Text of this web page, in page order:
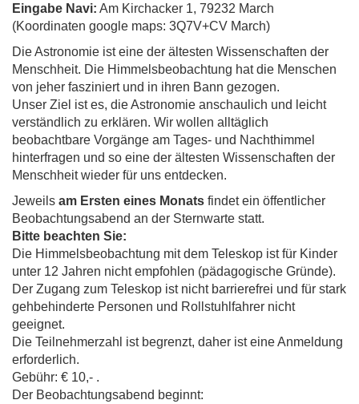
Eingabe Navi: Am Kirchacker 1, 79232 March
(Koordinaten google maps: 3Q7V+CV March)
Die Astronomie ist eine der ältesten Wissenschaften der
Menschheit. Die Himmelsbeobachtung hat die Menschen
von jeher fasziniert und in ihren Bann gezogen.
Unser Ziel ist es, die Astronomie anschaulich und leicht
verständlich zu erklären. Wir wollen alltäglich
beobachtbare Vorgänge am Tages- und Nachthimmel
hinterfragen und so eine der ältesten Wissenschaften der
Menschheit wieder für uns entdecken.
Jeweils am Ersten eines Monats findet ein öffentlicher
Beobachtungsabend an der Sternwarte statt.
Bitte beachten Sie:
Die Himmelsbeobachtung mit dem Teleskop ist für Kinder
unter 12 Jahren nicht empfohlen (pädagogische Gründe).
Der Zugang zum Teleskop ist nicht barrierefrei und für stark
gehbehinderte Personen und Rollstuhlfahrer nicht
geeignet.
Die Teilnehmerzahl ist begrenzt, daher ist eine Anmeldung
erforderlich.
Gebühr: € 10,- .
Der Beobachtungsabend beginnt: